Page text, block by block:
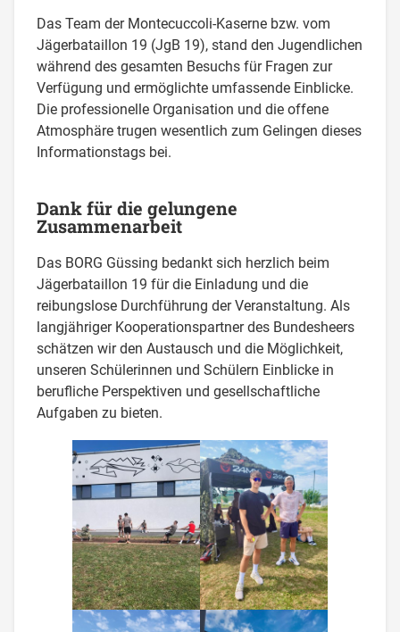
Das Team der Montecuccoli-Kaserne bzw. vom
Jägerbataillon 19 (JgB 19), stand den Jugendlichen
während des gesamten Besuchs für Fragen zur
Verfügung und ermöglichte umfassende Einblicke.
Die professionelle Organisation und die offene
Atmosphäre trugen wesentlich zum Gelingen dieses
Informationstags bei.
Dank für die gelungene
Zusammenarbeit
Das BORG Güssing bedankt sich herzlich beim
Jägerbataillon 19 für die Einladung und die
reibungslose Durchführung der Veranstaltung. Als
langjähriger Kooperationspartner des Bundesheers
schätzen wir den Austausch und die Möglichkeit,
unseren Schülerinnen und Schülern Einblicke in
berufliche Perspektiven und gesellschaftliche
Aufgaben zu bieten.